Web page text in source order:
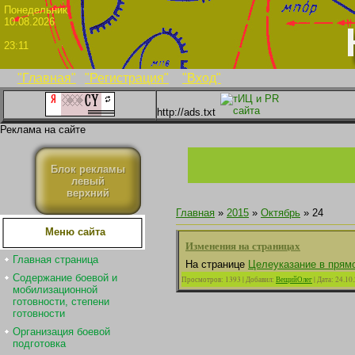
"Главная" "Регистрация" "Вход"
10.08.2026
23:11
http://ads.txt
Реклама на сайте
Блок рекламы
левый
верхний
Меню сайта
Главная страница
Содержание боевой и
мобилизационной
готовности, степени
готовности
Организация боевой
подготовка
Главная » 2015 » Октябрь » 24
Изменения на страницах
На странице Целеуказание в
Просмотров: 1393 |Добавил: ВещийОлег|Дата: